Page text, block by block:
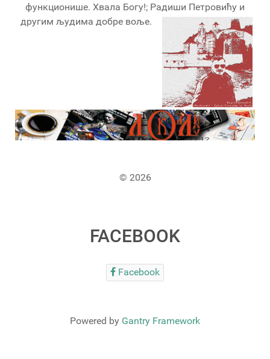
функционише. Хвала Богу!; Радиши Петровићу и
другим људима добре воље.
© 2026
FACEBOOK
Facebook
Powered by Gantry Framework